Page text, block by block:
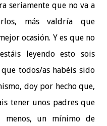
seriamente que no va a
más valdría que
ocasión. Y es que no
leyendo esto sois
todos/as habéis sido
doy por hecho que,
tener unos padres que
menos, un mínimo de